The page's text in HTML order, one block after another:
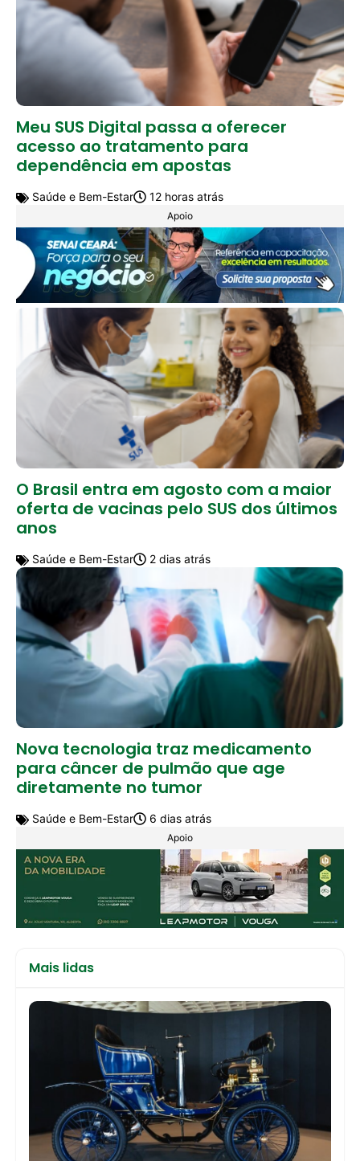
Meu SUS Digital passa a oferecer
acesso ao tratamento para
dependência em apostas
Saúde e Bem-Estar 12 horas atrás
Apoio
O Brasil entra em agosto com a maior
oferta de vacinas pelo SUS dos últimos
anos
Saúde e Bem-Estar 2 dias atrás
Nova tecnologia traz medicamento
para câncer de pulmão que age
diretamente no tumor
Saúde e Bem-Estar 6 dias atrás
Apoio
Mais lidas